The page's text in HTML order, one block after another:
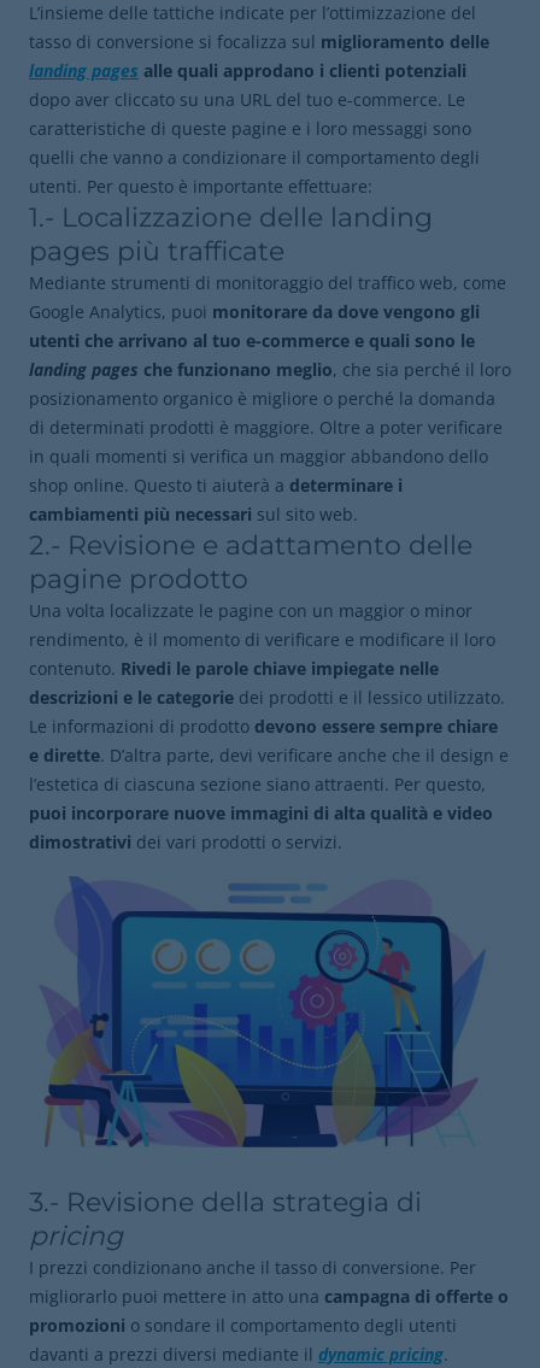
L’insieme delle tattiche indicate per l’ottimizzazione del
tasso di conversione si focalizza sul miglioramento delle
landing pages alle quali approdano i clienti potenziali
dopo aver cliccato su una URL del tuo e-commerce. Le
caratteristiche di queste pagine e i loro messaggi sono
quelli che vanno a condizionare il comportamento degli
utenti. Per questo è importante effettuare:
1.- Localizzazione delle landing
pages più trafficate
Mediante strumenti di monitoraggio del traffico web, come
Google Analytics, puoi monitorare da dove vengono gli
utenti che arrivano al tuo e-commerce e quali sono le
landing pages che funzionano meglio, che sia perché il loro
posizionamento organico è migliore o perché la domanda
di determinati prodotti è maggiore. Oltre a poter verificare
in quali momenti si verifica un maggior abbandono dello
shop online. Questo ti aiuterà a determinare i
cambiamenti più necessari sul sito web.
2.- Revisione e adattamento delle
pagine prodotto
Una volta localizzate le pagine con un maggior o minor
rendimento, è il momento di verificare e modificare il loro
contenuto. Rivedi le parole chiave impiegate nelle
descrizioni e le categorie dei prodotti e il lessico utilizzato.
Le informazioni di prodotto devono essere sempre chiare
e dirette. D’altra parte, devi verificare anche che il design e
l’estetica di ciascuna sezione siano attraenti. Per questo,
puoi incorporare nuove immagini di alta qualità e video
dimostrativi dei vari prodotti o servizi.
3.- Revisione della strategia di
pricing
I prezzi condizionano anche il tasso di conversione. Per
migliorarlo puoi mettere in atto una campagna di offerte o
promozioni o sondare il comportamento degli utenti
davanti a prezzi diversi mediante il dynamic pricing.